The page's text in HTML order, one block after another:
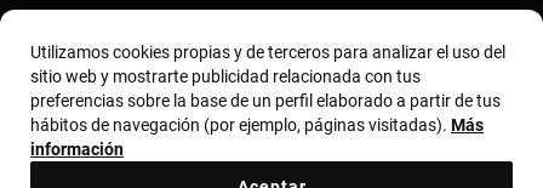
País y moneda:
Euro
Utilizamos cookies propias y de terceros para analizar el uso del
sitio web y mostrarte publicidad relacionada con tus
preferencias sobre la base de un perfil elaborado a partir de tus
hábitos de navegación (por ejemplo, páginas visitadas). Más
información